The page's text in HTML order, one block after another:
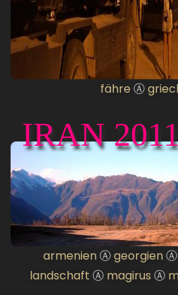
fähre Ⓐ
IRAN
armenienⒶgeorgienⒶ
landschaft Ⓐ magirus Ⓐ